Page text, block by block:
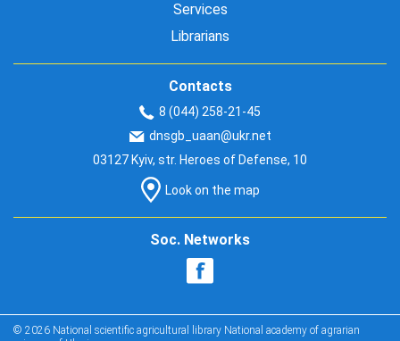
Services
Librarians
Contacts
8 (044) 258-21-45
dnsgb_uaan@ukr.net
03127 Kyiv, str. Heroes of Defense, 10
Look on the map
Soc. Networks
© 2026 National scientific agricultural library National academy of agrarian